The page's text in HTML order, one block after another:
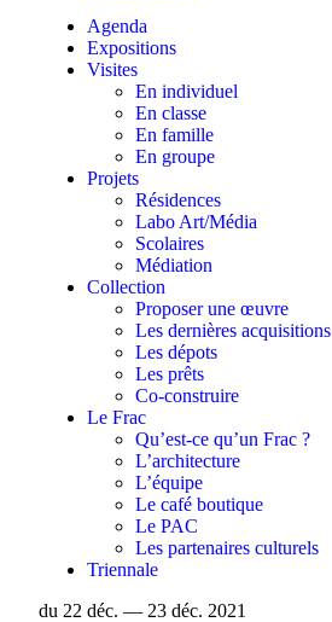
Agenda
Expositions
Visites
En individuel
En classe
En famille
En groupe
Projets
Résidences
Labo Art/Média
Scolaires
Médiation
Collection
Proposer une œuvre
Les dernières acquisitions
Les dépots
Les prêts
Co-construire
Le Frac
Qu’est-ce qu’un Frac ?
L’architecture
L’équipe
Le café boutique
Le PAC
Les partenaires culturels
Triennale
du 22 déc. — 23 déc. 2021